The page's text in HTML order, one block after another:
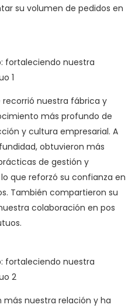
su volumen de pedidos en
nuestra fábrica y
más profundo de
y cultura empresarial. A
obtuvieron más
de gestión y
que reforzó su confianza en
También compartieron su
colaboración en pos
más nuestra relación y ha